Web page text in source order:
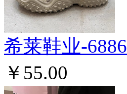
希莱鞋业-6886
￥55.00